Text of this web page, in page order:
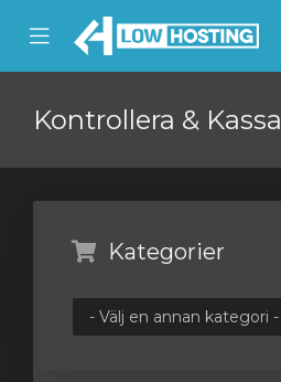
Mobile
Menu
Kontrollera & Kassa
Kategorier